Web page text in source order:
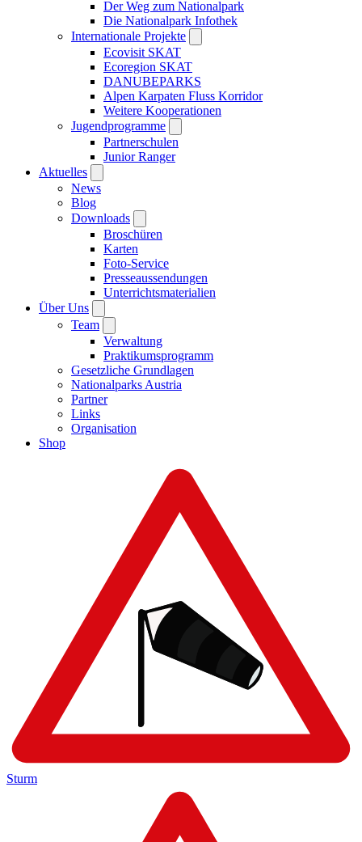
Der Weg zum Nationalpark
Die Nationalpark Infothek
Internationale Projekte
Ecovisit SKAT
Ecoregion SKAT
DANUBEPARKS
Alpen Karpaten Fluss Korridor
Weitere Kooperationen
Jugendprogramme
Partnerschulen
Junior Ranger
Aktuelles
News
Blog
Downloads
Broschüren
Karten
Foto-Service
Presseaussendungen
Unterrichtsmaterialien
Über Uns
Team
Verwaltung
Praktikumsprogramm
Gesetzliche Grundlagen
Nationalparks Austria
Partner
Links
Organisation
Shop
Sturm